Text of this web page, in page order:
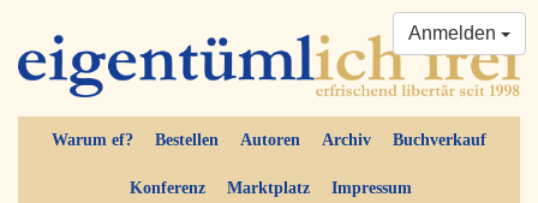
Warum ef? Bestellen Autoren Archiv Buchverkauf
Konferenz Marktplatz Impressum
Anmelden